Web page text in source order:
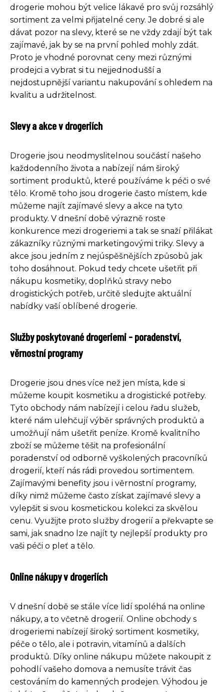
drogerie mohou být velice lákavé pro svůj rozsáhlý
sortiment za velmi přijatelné ceny. Je dobré si ale
dávat pozor na slevy, které se ne vždy zdají být tak
zajímavé, jak by se na první pohled mohly zdát.
Proto je vhodné porovnat ceny mezi různými
prodejci a vybrat si tu nejjednodušší a
nejdostupnější variantu nakupování s ohledem na
kvalitu a udržitelnost.
Slevy a akce v drogeriích
Drogerie jsou neodmyslitelnou součástí našeho
každodenního života a nabízejí nám široký
sortiment produktů, které používáme k péči o své
tělo. Kromě toho jsou drogerie často místem, kde
můžeme najít zajímavé slevy a akce na tyto
produkty. V dnešní době výrazně roste
konkurence mezi drogeriemi a tak se snaží přilákat
zákazníky různými marketingovými triky. Slevy a
akce jsou jedním z nejúspěšnějších způsobů jak
toho dosáhnout. Pokud tedy chcete ušetřit při
nákupu kosmetiky, doplňků stravy nebo
drogistických potřeb, určitě sledujte aktuální
nabídky vaší oblíbené drogerie.
Služby poskytované drogeriemi - poradenství,
věrnostní programy
Drogerie jsou dnes více než jen místa, kde si
můžeme koupit kosmetiku a drogistické potřeby.
Tyto obchody nám nabízejí i celou řadu služeb,
které nám ulehčují výběr správných produktů a
umožňují nám ušetřit peníze. Kromě kvalitního
zboží se můžeme těšit na profesionální
poradenství od odborně vyškolených pracovníků
drogerií, kteří nás rádi provedou sortimentem.
Zajímavými benefity jsou i věrnostní programy,
díky nimž můžeme často získat zajímavé slevy a
vylepšit si svou kosmetickou kolekci za skvělou
cenu. Využijte proto služby drogerií a překvapte se
sami, jak snadno lze najít ty nejlepší produkty pro
vaši péči o pleť a tělo.
Online nákupy v drogeriích
V dnešní době se stále více lidí spoléhá na online
nákupy, a to včetně drogerií. Online obchody s
drogeriemi nabízejí široký sortiment kosmetiky,
péče o tělo, ale i potravin, vitamínů a dalších
produktů. Díky online nákupu můžete nakoupit z
pohodlí vašeho domova a nemusíte trávit čas
cestováním do kamenných prodejen. Výhodou je